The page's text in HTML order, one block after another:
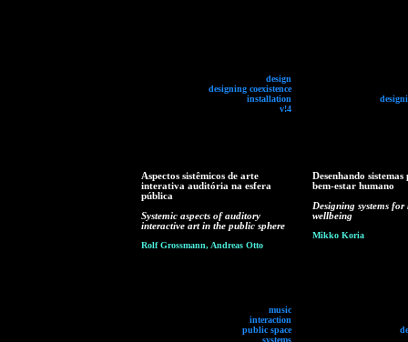
design
designing coexistence
installation
v!4
Aspectos sistêmicos de arte
interativa auditória na esfera
pública
Systemic aspects of auditory
interactive art in the public sphere
Rolf Grossmann, Andreas Otto
music
interaction
public space
systems
Desenhando sistemas
bem-estar humano
Designing systems for
wellbeing
Mikko Koria